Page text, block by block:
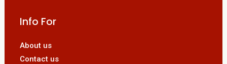
Info For
About us
Contact us